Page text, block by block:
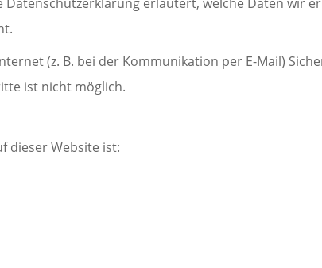
(z. B. bei der Kommunikation per E-Mail)
ist nicht möglich.
dieser Website ist: